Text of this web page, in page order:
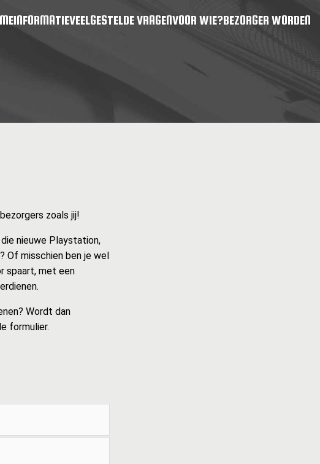
INFORMATIEVEELGESTELDE VRAGENVOOR WIE?BEZORGER WORDEN
zoals jij!
nieuwe Playstation,
Of misschien ben je wel
spaart, met een
Wordt dan
formulier.